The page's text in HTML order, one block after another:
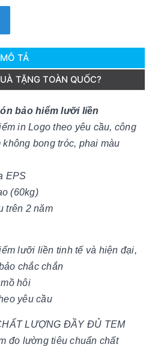
MÔ TẢ
TẶNG TOÀN QUỐC?
bảo hiểm lưỡi liền
in Logo theo yêu cầu, công
bong tróc, phai màu
EPS
(60kg)
trên 2 năm
lưỡi liền tinh tế và hiện đại,
chắc chắn
hôi
yêu cầu
LƯỢNG ĐẦY ĐỦ TEM
đo lường tiêu chuẩn chất